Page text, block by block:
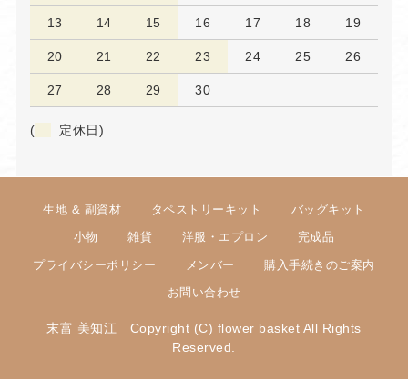
13 14 15 16 17 18 19
20 21 22 23 24 25 26
27 28 29 30
( 定休日)
生地 & 副資材 タペストリーキット バッグキット
小物 雑貨 洋服・エプロン 完成品
プライバシーポリシー メンバー 購入手続きのご案内
お問い合わせ
末富 美知江 Copyright (C) flower basket All Rights
Reserved.